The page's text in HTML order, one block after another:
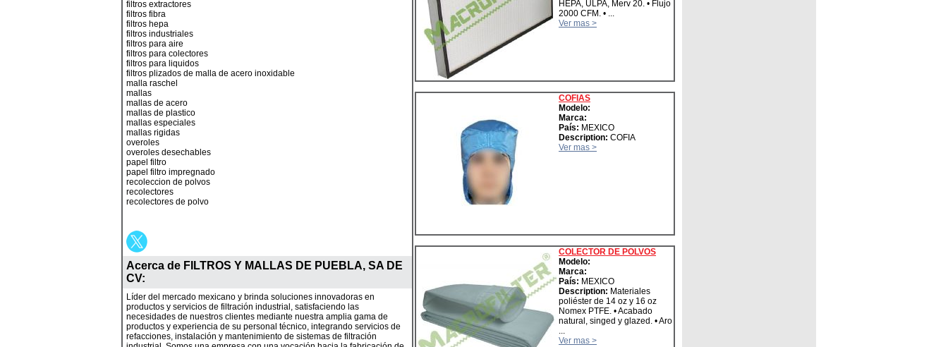
filtros extractores
filtros fibra
filtros hepa
filtros industriales
filtros para aire
filtros para colectores
filtros para liquidos
filtros plizados de malla de acero inoxidable
malla raschel
mallas
mallas de acero
mallas de plastico
mallas especiales
mallas rigidas
overoles
overoles desechables
papel filtro
papel filtro impregnado
recoleccion de polvos
recolectores
recolectores de polvo
Acerca de FILTROS Y MALLAS DE PUEBLA, SA DE
CV:
Líder del mercado mexicano y brinda soluciones innovadoras en
productos y servicios de filtración industrial, satisfaciendo las
necesidades de nuestros clientes mediante nuestra amplia gama de
productos y experiencia de su personal técnico, integrando servicios de
refacciones, instalación y mantenimiento de sistemas de filtración
HEPA, ULPA, Merv 20. • Flujo
2000 CFM. • ...
Ver mas >
COFIAS
Modelo:
Marca:
País: MEXICO
Description: COFIA
Ver mas >
COLECTOR DE POLVOS
Modelo:
Marca:
País: MEXICO
Description: Materiales
poliéster de 14 oz y 16 oz
Nomex PTFE. • Acabado
natural, singed y glazed. • Aro
...
Ver mas >